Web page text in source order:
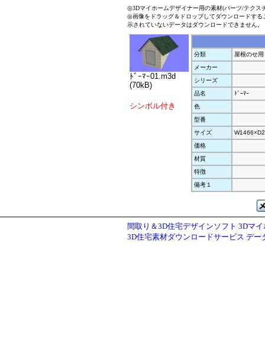
◎3Dマイホームデザイナー用の素材(パーツ/テクス
◎画像をドラッグ＆ドロップしてダウンロードす
示されていないデータはダウンロードできません。
ﾄﾞｰﾏｰ01.m3d
(70kB)
シンボル付き
分類
屋根のせ用
メーカー
シリーズ
品名
ﾄﾞｰﾏｰ
色
型番
サイズ
価格
材質
特徴
備考１
間取り＆3D住宅デザインソフト 3Dマ
3D住宅素材ダウンロードサービス デー